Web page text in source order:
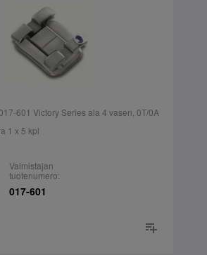
601 Victory Series ala 4 vasen, 0T/0A
1 x 5 kpl
Valmistajan
tuotenumero:
017-601